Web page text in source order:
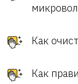
Как
Как